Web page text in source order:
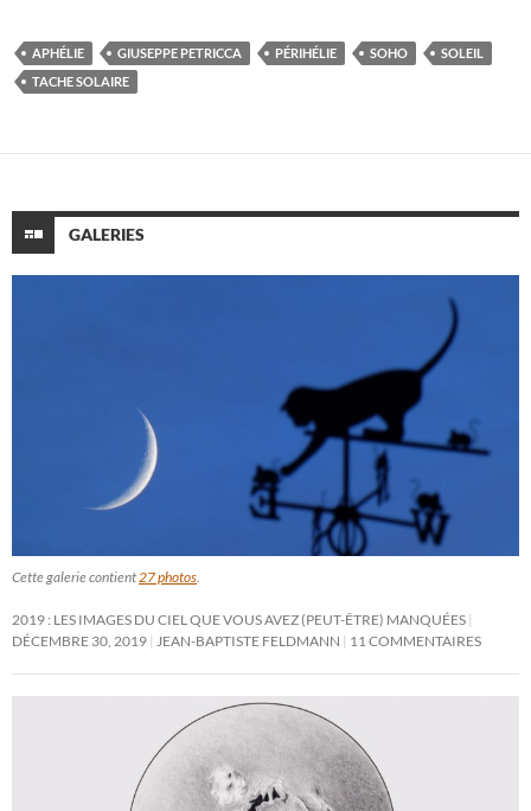
APHÉLIE GIUSEPPE PETRICCA PÉRIHÉLIE SOHO
SOLEIL
TACHE SOLAIRE
GALERIES
Cette galerie contient 27 photos
2019 : LES IMAGES DU CIEL QUE VOUS AVEZ (PEUT-ÊTRE) MANQUÉES
DÉCEMBRE 30, 2019
JEAN-BAPTISTE FELDMANN 11 COMMENTAIRES